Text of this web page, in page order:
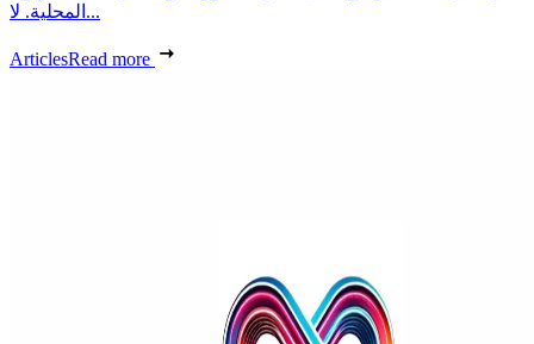
المحلية. لا...
ArticlesRead more